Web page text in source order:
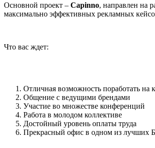
Основной проект – Capinno, направлен на
максимально эффективных рекламных
Что вас ждет:
Отличная возможность поработать
Общение с ведущими брендами
Участие во множестве конференций
Работа в молодом коллективе
Достойный уровень оплаты труда
Прекрасный офис в одном из лучших